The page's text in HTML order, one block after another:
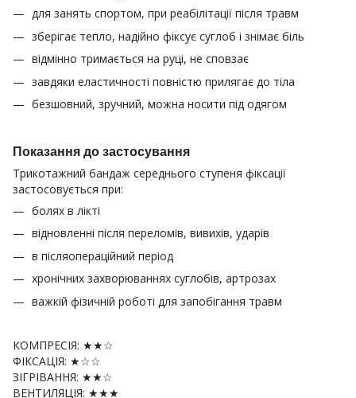
для занять спортом, при реабілітації після травм
зберігає тепло, надійно фіксує суглоб і знімає біль
відмінно тримається на руці, не сповзає
завдяки еластичності повністю прилягає до тіла
безшовний, зручний, можна носити під одягом
Показання до застосування
Трикотажний бандаж середнього ступеня фіксації
застосовується при:
болях в лікті
відновленні після переломів, вивихів, ударів
в післяопераційний період
хронічних захворюваннях суглобів, артрозах
важкій фізичній роботі для запобігання травм
КОМПРЕСІЯ: ★★☆
ФІКСАЦІЯ: ★☆☆
ЗІГРІВАННЯ: ★★☆
ВЕНТИЛЯЦІЯ: ★★★